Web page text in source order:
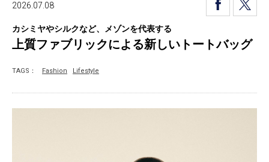
2026.07.08
カシミヤやシルクなど、メゾンを代表する
上質ファブリックによる新しいトートバッグ
TAGS： Fashion Lifestyle